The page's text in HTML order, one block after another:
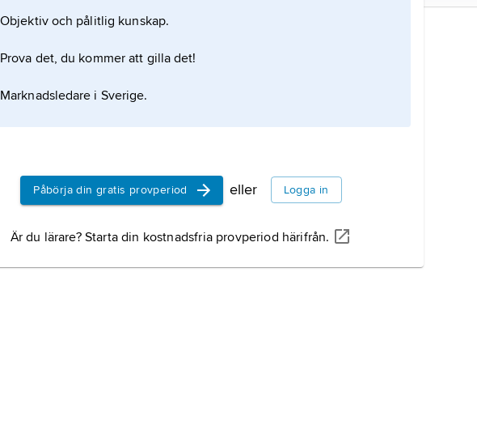
och andning
Objektiv och pålitlig kunskap.
Prova det, du kommer att gilla det!
Marknadsledare i Sverige.
Påbörja din gratis provperiod eller Logga in
Är du lärare? Starta din kostnadsfria provperiod härifrån.